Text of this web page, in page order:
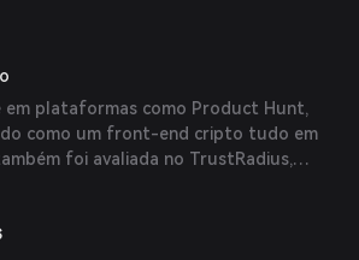
plataformas como Product Hunt,
como um front-end cripto tudo em
foi avaliada no TrustRadius,
como uma plataforma cripto